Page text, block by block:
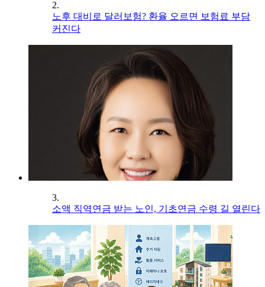
2.
노후 대비로 달러보험? 환율 오르면 보험료 부담
커진다
3.
소액 직역연금 받는 노인, 기초연금 수령 길 열린다